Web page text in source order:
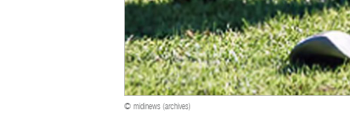
© midinews (archives)